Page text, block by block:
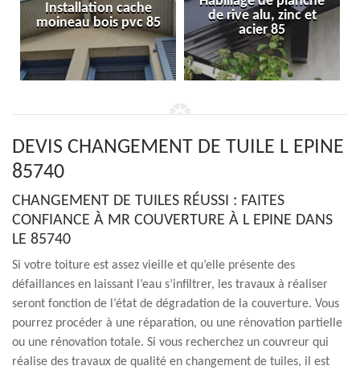
Installation cache
moineau bois pvc 85
de rive alu, zinc et
acier 85
DEVIS CHANGEMENT DE TUILE L EPINE
85740
CHANGEMENT DE TUILES RÉUSSI : FAITES
CONFIANCE À MR COUVERTURE À L EPINE DANS
LE 85740
Si votre toiture est assez vieille et qu’elle présente des
défaillances en laissant l’eau s’infiltrer, les travaux à réaliser
seront fonction de l’état de dégradation de la couverture. Vous
pourrez procéder à une réparation, ou une rénovation partielle
ou une rénovation totale. Si vous recherchez un couvreur qui
réalise des travaux de qualité en changement de tuiles, il est